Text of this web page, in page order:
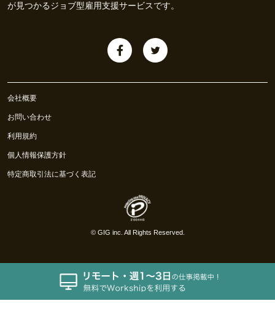
が見つかるジョブ型雇用支援サービスです。
会社概要
お問い合わせ
利用規約
個人情報保護方針
特定商取引法に基づく表記
© GIG inc. All Rights Reserved.